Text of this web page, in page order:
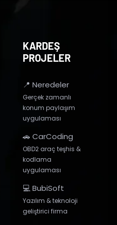
KARDEŞ
PROJELER
📍 Neredeler
Gerçek zamanlı
konum paylaşım
uygulaması
🚗 CarCoding
OBD2 araç teşhis &
kodlama
uygulaması
💻 BubiSoft
Yazılım & teknoloji
geliştirici firma